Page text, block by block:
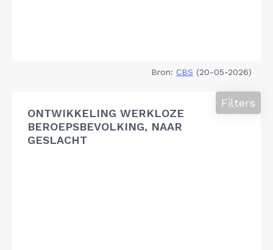
Bron: CBS (20-05-2026)
ONTWIKKELING WERKLOZE
BEROEPSBEVOLKING, NAAR
GESLACHT
Filters